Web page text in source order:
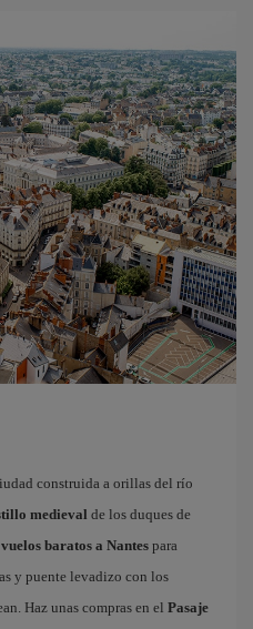
construida a orillas del río
medieval de los duques de
vuelos baratos a Nantes para
y puente levadizo con los
Haz unas compras en el Pasaje